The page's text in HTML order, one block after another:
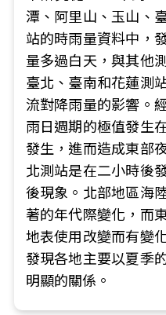
潭、阿里山、玉山、
站的時雨量資料中，
量多過白天，與其他
臺北、臺南和花蓮測
流對降雨量的影響。
雨日週期的極值發生
發生，進而造成東部
北測站是在二小時後
後現象。北部地區海
著的年代際變化，而
地表使用改變而有變
發現各地主要以夏季
明顯的關係。